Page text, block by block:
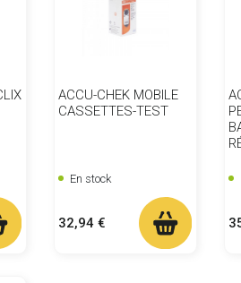
ACCU-CHEK MOBILE
CASSETTES-TEST
En stock
Prix
32,94 €